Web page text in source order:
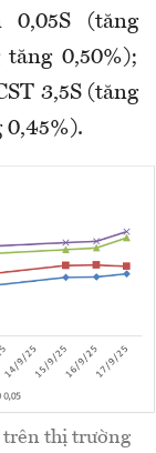
0,05S (tăng
0,50%);
3,5S (tăng
0,45%).
trên thị trường